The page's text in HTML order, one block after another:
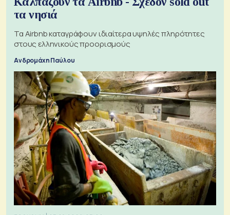
τα νησιά
Τα Airbnb καταγράφουν ιδιαίτερα υψηλές πληρότητες
στους ελληνικούς προορισμούς
Ανδρομάχη Παύλου